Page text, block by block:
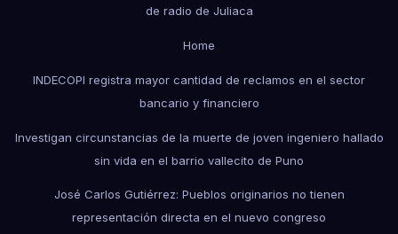
de radio de Juliaca
Home
INDECOPI registra mayor cantidad de reclamos en el sector
bancario y financiero
Investigan circunstancias de la muerte de joven ingeniero hallado
sin vida en el barrio vallecito de Puno
José Carlos Gutiérrez: Pueblos originarios no tienen
representación directa en el nuevo congreso